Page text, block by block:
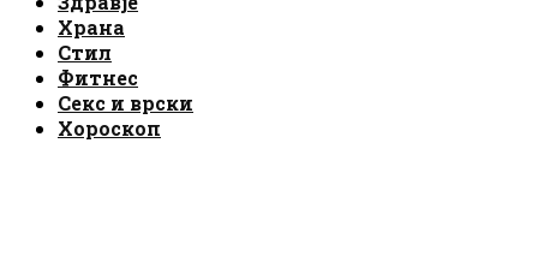
Храна
Стил
Фитнес
Секс и врски
Хороскоп